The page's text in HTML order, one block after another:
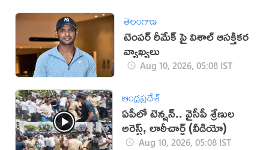
తెలంగాణ
టెంపర్ రీమేక్ పై విశాల్ ఆసక్తికర
వ్యాఖ్యలు
Aug 10, 2026, 05:08 IST
ఆంధ్రప్రదేశ్
ఏపీలో టెన్షన్.. వైసీపీ శ్రేణుల
అరెస్ట్, లాఠీచార్జ్‌ (వీడియో)
Aug 10, 2026, 05:08 IST